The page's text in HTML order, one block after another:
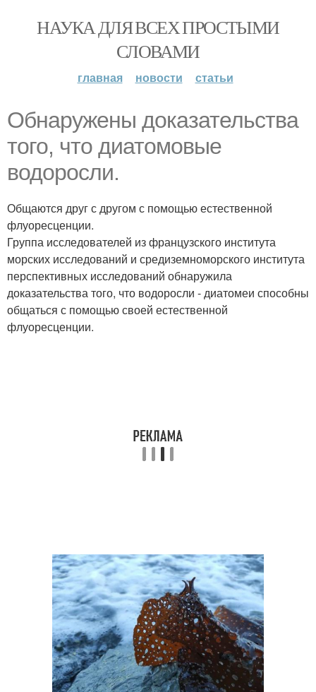
НАУКА ДЛЯ ВСЕХ ПРОСТЫМИ
СЛОВАМИ
главная новости статьи
Обнаружены доказательства
того, что диатомовые
водоросли.
Общаются друг с другом с помощью естественной
флуоресценции.
Группа исследователей из французского института
морских исследований и средиземноморского института
перспективных исследований обнаружила
доказательства того, что водоросли - диатомеи способны
общаться с помощью своей естественной
флуоресценции.